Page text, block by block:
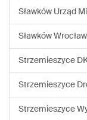
Sławków Urząd
Sławków
Strzemieszyce
Strzemieszyce
Strzemieszyce